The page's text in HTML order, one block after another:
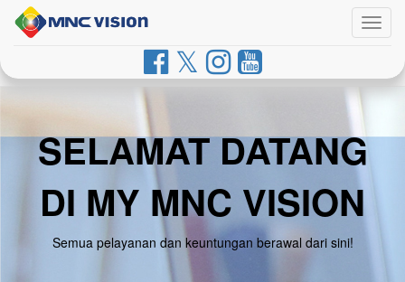
SELAMAT DATANG
DI MY MNC VISION
Semua pelayanan dan keuntungan berawal dari sini!